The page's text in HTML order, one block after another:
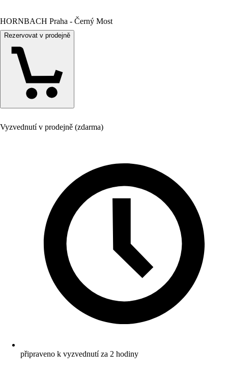
HORNBACH Praha - Černý Most
Rezervovat v prodejně
Vyzvednutí v prodejně (zdarma)
připraveno k vyzvednutí za 2 hodiny